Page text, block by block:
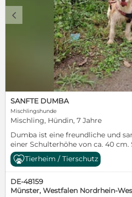
c
SANFTE DUMBA
Mischlingshunde
Mischling, Hündin, 7 Jahre
Dumba ist eine freundliche und
einer Schulterhöhe von ca. 40
mit anderen Hunden und zeigt
stets lieb und angenehm. Mit
und ihrer offenen Art ist Dumba
Begleiterin, die sich sehr über ein
Zuhause freuen würde. Sie wartet
Tierheim / Tierschutz
DE-48159
Münster, Westfalen Nordrhein-